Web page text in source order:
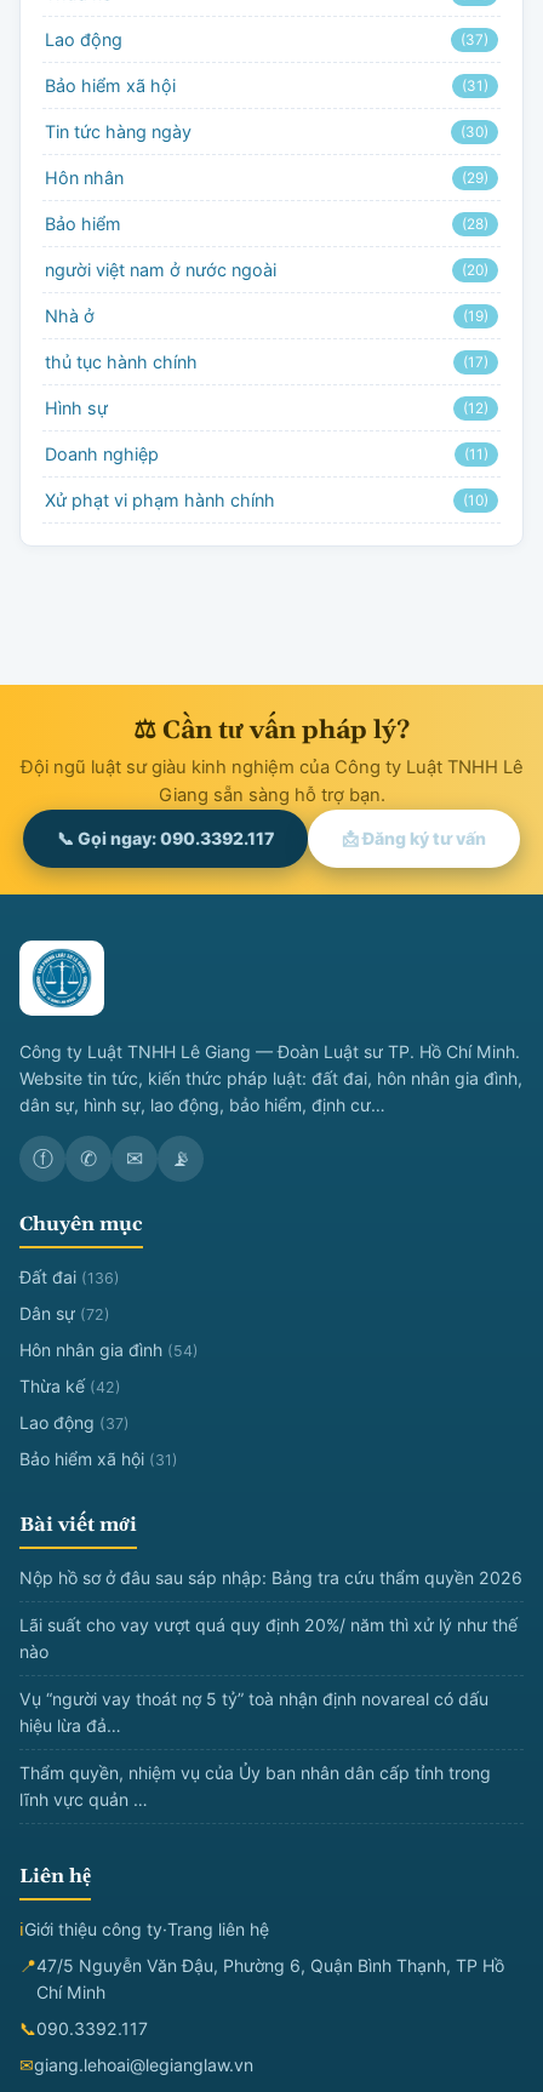
Lao động (37)
Bảo hiểm xã hội (31)
Tin tức hàng ngày (30)
Hôn nhân (29)
Bảo hiểm (28)
người việt nam ở nước ngoài (20)
Nhà ở (19)
thủ tục hành chính (17)
Hình sự (12)
Doanh nghiệp (11)
Xử phạt vi phạm hành chính (10)
⚖ Cần tư vấn pháp lý?
Đội ngũ luật sư giàu kinh nghiệm của Công ty Luật TNHH Lê
Giang sẵn sàng hỗ trợ bạn.
📞 Gọi ngay: 090.3392.117 📩 Đăng ký tư vấn
Công ty Luật TNHH Lê Giang — Đoàn Luật sư TP. Hồ Chí Minh.
Website tin tức, kiến thức pháp luật: đất đai, hôn nhân gia đình,
dân sự, hình sự, lao động, bảo hiểm, định cư…
ⓕ ✆ ✉ 📡
Chuyên mục
Đất đai (136)
Dân sự (72)
Hôn nhân gia đình (54)
Thừa kế (42)
Lao động (37)
Bảo hiểm xã hội (31)
Bài viết mới
Nộp hồ sơ ở đâu sau sáp nhập: Bảng tra cứu thẩm quyền 2026
Lãi suất cho vay vượt quá quy định 20%/ năm thì xử lý như thế
nào
Vụ “người vay thoát nợ 5 tỷ” toà nhận định novareal có dấu
hiệu lừa đả…
Thẩm quyền, nhiệm vụ của Ủy ban nhân dân cấp tỉnh trong
lĩnh vực quản …
Liên hệ
ℹGiới thiệu công ty·Trang liên hệ
📍47/5 Nguyễn Văn Đậu, Phường 6, Quận Bình Thạnh, TP Hồ
Chí Minh
📞090.3392.117
✉giang.lehoai@legianglaw.vn